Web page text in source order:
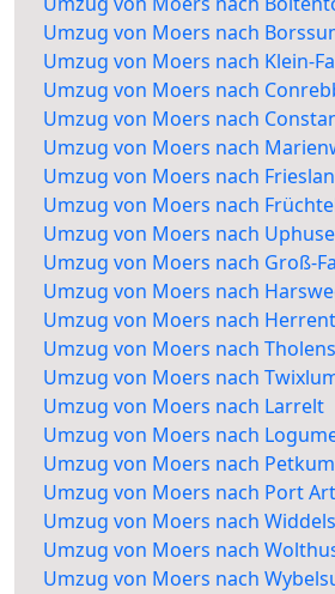
Umzug von Moers nach
Umzug von Moers nach Klein-
Umzug von Moers nach
Umzug von Moers nach
Umzug von Moers nach
Umzug von Moers nach
Umzug von Moers nach
Umzug von Moers nach
Umzug von Moers nach Groß-
Umzug von Moers nach
Umzug von Moers nach
Umzug von Moers nach
Umzug von Moers nach
Umzug von Moers nach Larrelt
Umzug von Moers nach
Umzug von Moers nach Petkum
Umzug von Moers nach Port
Umzug von Moers nach
Umzug von Moers nach
Umzug von Moers nach